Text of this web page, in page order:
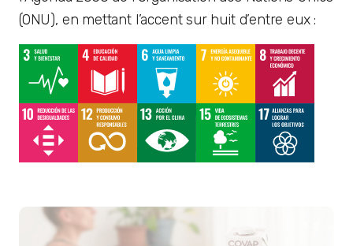
(ONU), en mettant l’accent sur huit d’entre eux :